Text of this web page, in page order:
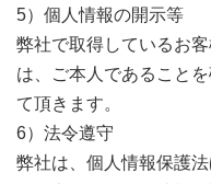
5）個人情報の開示等
弊社で取得しているお
は、ご本人であること
て頂きます。
6）法令遵守
弊社は、個人情報保護